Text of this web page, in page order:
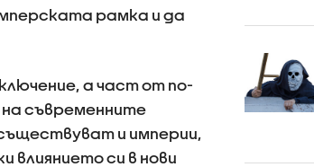
рамка и да
а част от по-
съвременните
и империи,
влиянието си в нови